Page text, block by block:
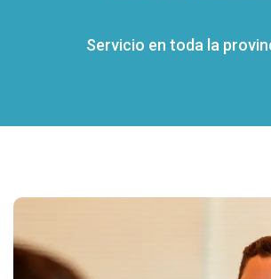
Servicio en toda la